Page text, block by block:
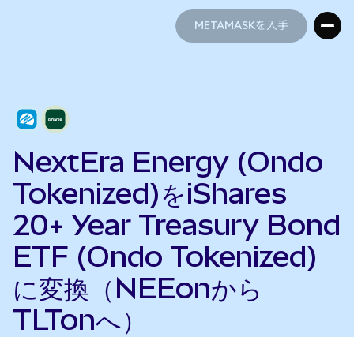
METAMASKを入手
NextEra Energy (Ondo
Tokenized)をiShares
20+ Year Treasury Bond
ETF (Ondo Tokenized)
に変換（NEEonから
TLTonへ）